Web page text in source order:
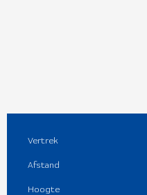
Vertrek
Afstand
Hoogte